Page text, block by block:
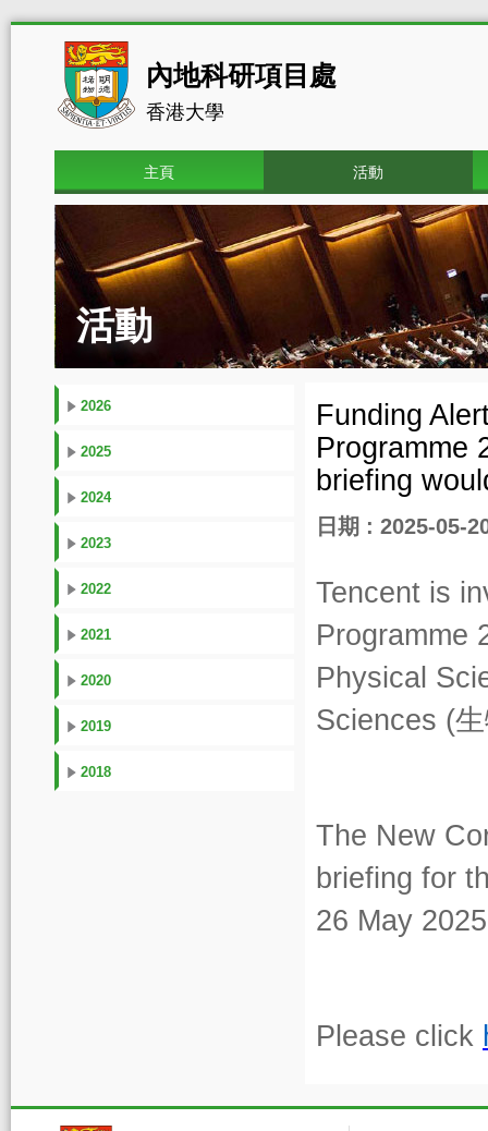
內地科研項目處
香港大學
主頁 活動
活動
2026
2025
2024
2023
2022
2021
2020
2019
2018
Funding
Programme
briefing
日期 : 2025-05-
Tencent is
Programme
Physical
Sciences (
The New
briefing for
26 May
Please click